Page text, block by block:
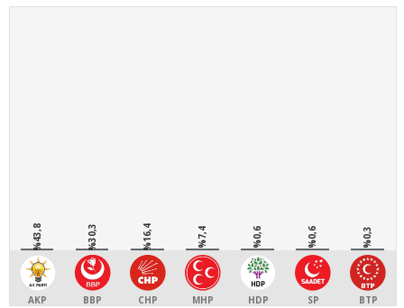
%43,8
AKP
%30,3
BBP
%16,4
CHP
%7,4
MHP
%0,6
HDP
%0,6
SP
%0,3
BTP